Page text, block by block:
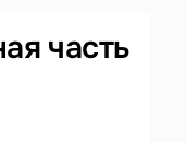
часть
свой